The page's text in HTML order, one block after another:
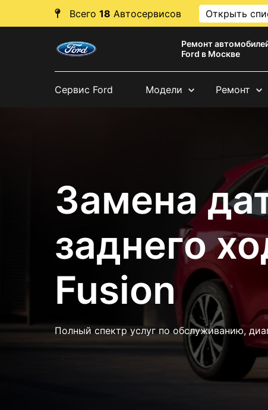
Всего 18 Автосервисов Открыть
Ремонт
Ford в Москве
Сервис Ford Модели Ремонт
Замена
заднего
Fusion
Полный спектр услуг по обслуживанию,